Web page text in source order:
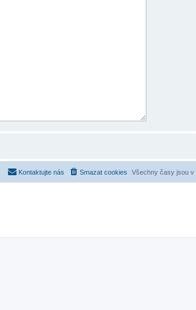
Všechny časy jsou v
Smazat cookies
Kontaktujte nás